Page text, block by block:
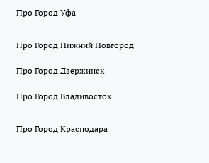
Про Город Уфа
Про Город Нижний Новгород
Про Город Дзержинск
Про Город Владивосток
Про Город Краснодара